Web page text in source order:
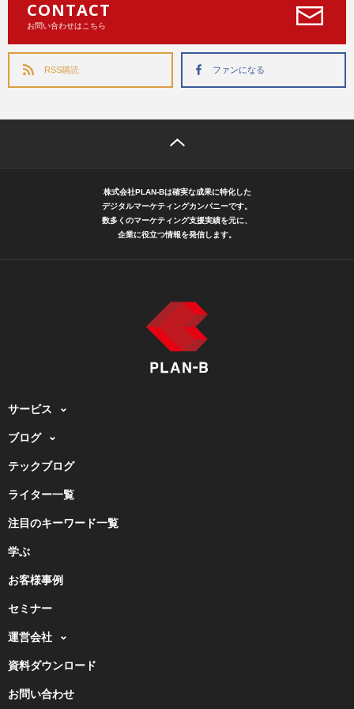
CONTACT
お問い合わせはこちら
RSS購読 ファンになる
株式会社PLAN-Bは確実な成果に特化した
デジタルマーケティングカンパニーです。
数多くのマーケティング支援実績を元に、
企業に役立つ情報を発信します。
サービス
ブログ
テックブログ
ライター一覧
注目のキーワード一覧
学ぶ
お客様事例
セミナー
運営会社
資料ダウンロード
お問い合わせ